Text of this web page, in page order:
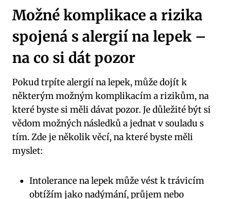
Možné komplikace a rizika
spojená s alergií na lepek –
na co si dát pozor
Pokud trpíte alergií na lepek, může dojít k
některým možným komplikacím a rizikům, na
které byste si měli dávat pozor. Je důležité být si
vědom možných následků a jednat v souladu s
tím. Zde je několik věcí, na které byste měli
myslet:
Intolerance na lepek může vést k trávicím
obtížím jako nadýmání, průjem nebo